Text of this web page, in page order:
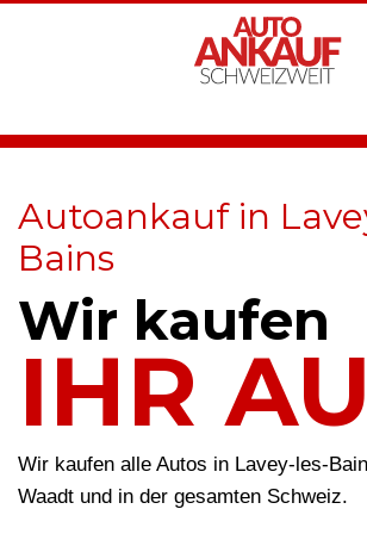
Autoankauf in
Bains
Wir kaufen
IHR
Wir kaufen alle Autos in Lavey-les-
Waadt und in der gesamten Schweiz.